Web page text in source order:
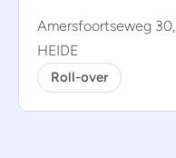
Amersfoortseweg 30,
HEIDE
Roll-over